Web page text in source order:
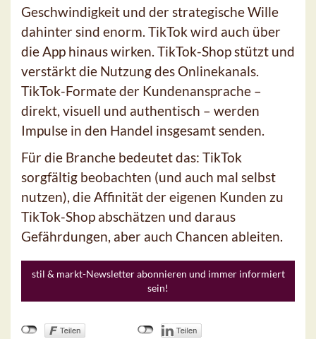
Geschwindigkeit und der strategische Wille
dahinter sind enorm. TikTok wird auch über
die App hinaus wirken. TikTok-Shop stützt und
verstärkt die Nutzung des Onlinekanals.
TikTok-Formate der Kundenansprache –
direkt, visuell und authentisch – werden
Impulse in den Handel insgesamt senden.
Für die Branche bedeutet das: TikTok
sorgfältig beobachten (und auch mal selbst
nutzen), die Affinität der eigenen Kunden zu
TikTok-Shop abschätzen und daraus
Gefährdungen, aber auch Chancen ableiten.
stil & markt-Newsletter abonnieren und immer informiert
sein!